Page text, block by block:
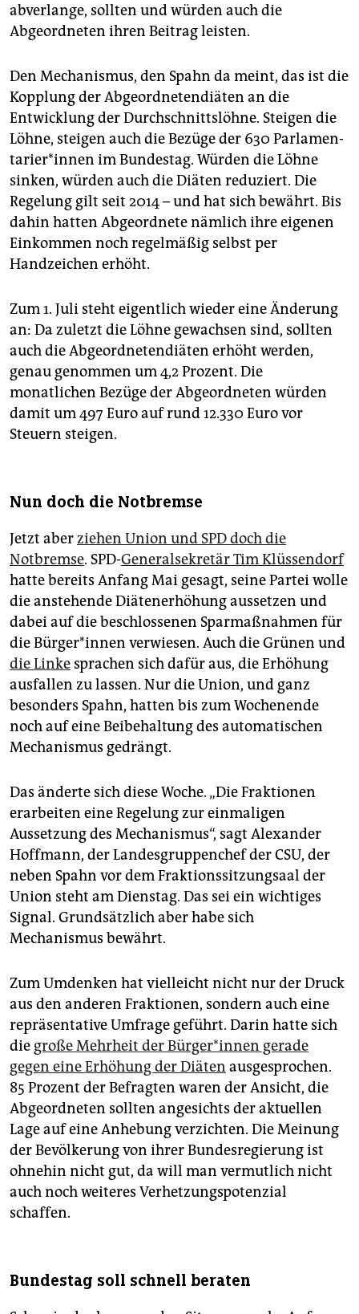
abverlange, sollten und würden auch die
Abgeordneten ihren Beitrag leisten.
Den Mechanismus, den Spahn da meint, das ist die
Kopplung der Abgeordnetendiäten an die
Entwicklung der Durchschnittslöhne. Steigen die
Löhne, steigen auch die Bezüge der 630 Par­la­men­
ta­rie­r*in­nen im Bundestag. Würden die Löhne
sinken, würden auch die Diäten reduziert. Die
Regelung gilt seit 2014 – und hat sich bewährt. Bis
dahin hatten Abgeordnete nämlich ihre eigenen
Einkommen noch regelmäßig selbst per
Handzeichen erhöht.
Zum 1. Juli steht eigentlich wieder eine Änderung
an: Da zuletzt die Löhne gewachsen sind, sollten
auch die Abgeordnetendiäten erhöht werden,
genau genommen um 4,2 Prozent. Die
monatlichen Bezüge der Abgeordneten würden
damit um 497 Euro auf rund 12.330 Euro vor
Steuern steigen.
Nun doch die Notbremse
Jetzt aberziehen Union und SPD doch die
Notbremse. SPD-Generalsekretär Tim Klüssendorf
hatte bereits Anfang Mai gesagt, seine Partei wolle
die anstehende Diätenerhöhung aussetzen und
dabei auf die beschlossenen Sparmaßnahmen für
die Bür­ge­r*in­nen verwiesen. Auch die Grünen und
die Linke sprachen sich dafür aus, die Erhöhung
ausfallen zu lassen. Nur die Union, und ganz
besonders Spahn, hatten bis zum Wochenende
noch auf eine Beibehaltung des automatischen
Mechanismus gedrängt.
Das änderte sich diese Woche. „Die Fraktionen
erarbeiten eine Regelung zur einmaligen
Aussetzung des Mechanismus“, sagt Alexander
Hoffmann, der Landesgruppenchef der CSU, der
neben Spahn vor dem Fraktionssitzungsaal der
Union steht am Dienstag. Das sei ein wichtiges
Signal. Grundsätzlich aber habe sich
Mechanismus bewährt.
Zum Umdenken hat vielleicht nicht nur der Druck
aus den anderen Fraktionen, sondern auch eine
repräsentative Umfrage geführt. Darin hatte sich
die große Mehrheit der Bür­ge­r*in­nen gerade
gegen eine Erhöhung der Diäten ausgesprochen.
85 Prozent der Befragten waren der Ansicht, die
Abgeordneten sollten angesichts der aktuellen
Lage auf eine Anhebung verzichten. Die Meinung
der Bevölkerung von ihrer Bundesregierung ist
ohnehin nicht gut, da will man vermutlich nicht
auch noch weiteres Verhetzungspotenzial
schaffen.
Bundestag soll schnell beraten